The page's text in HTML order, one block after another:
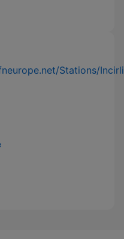
Stations/